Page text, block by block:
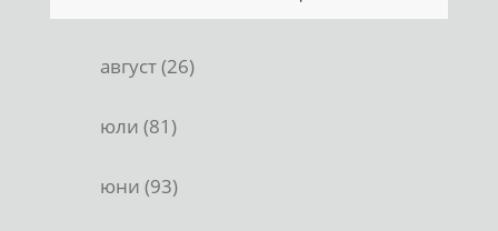
август (26)
юли (81)
юни (93)